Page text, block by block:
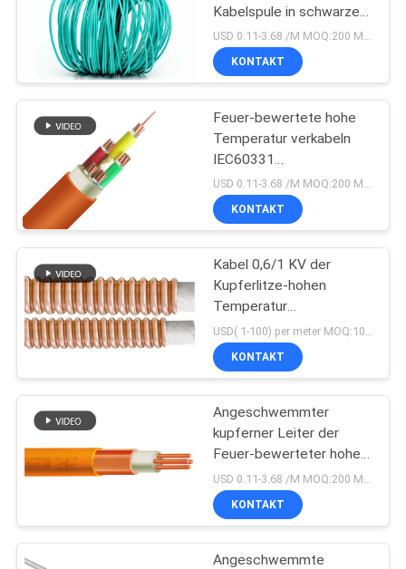
NEWS
SITEMAP
DATENSCHUTZRICHTLINIE
niedriger Rauch null
Halogenkabel
140
Feuerbeständige
Kabel
Bloßer Leiter
90
Kabelspule in schwarzer
Farbe
USD 0.11-3.68 /M MOQ:200 Meter
KONTAKT
Feuer-bewertete hohe
Temperatur verkabeln
IEC60331
angeschwemmten
kupfernen Leiter
USD 0.11-3.68 /M MOQ:200 Meter
KONTAKT
Kabel 0,6/1 KV der
Kupferlitze-hohen
Temperatur
anorganisches isoliert
KONTAKT
Angeschwemmter
kupferner Leiter der
Feuer-bewerteter hohen
Temperatur des Kabel-
IEC60331 Standard
KONTAKT
Angeschwemmte